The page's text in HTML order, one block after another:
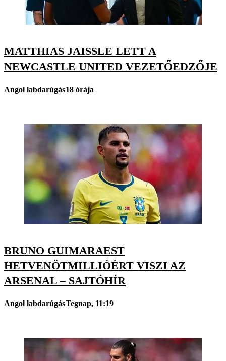
MATTHIAS JAISSLE LETT A
NEWCASTLE UNITED VEZETŐEDZŐJE
Angol labdarúgás18 órája
BRUNO GUIMARAEST
HETVENÖTMILLIÓÉRT VISZI AZ
ARSENAL – SAJTÓHÍR
Angol labdarúgásTegnap, 11:19